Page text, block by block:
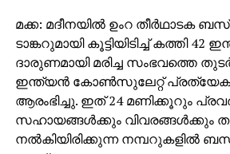
മക്ക: മദീനയില്‍ ഉംറ തീര്‍ഥാടക
ടാങ്കറുമായി കൂട്ടിയിടിച്ച് കത്തി 42
ദാരുണമായി മരിച്ച സംഭവത്തെ
ഇന്ത്യന്‍ കോണ്‍സുലേറ്റ് പ്രത്യേക
ആരംഭിച്ചു. ഇത് 24 മണിക്കൂറും
സഹായങ്ങള്‍ക്കും വിവരങ്ങള്‍ക്കും
നല്‍കിയിരിക്കുന്ന നമ്പറുകളില്‍